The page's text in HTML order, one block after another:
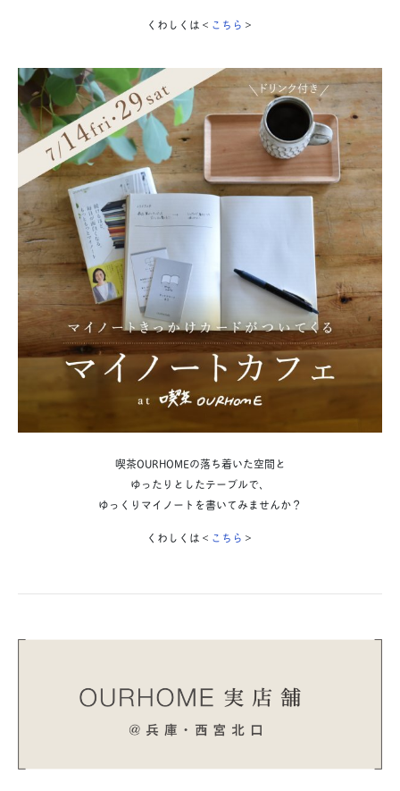
くわしくは＜ こちら ＞
喫茶OURHOMEの落ち着いた空間と
ゆったりとしたテーブルで、
ゆっくりマイノートを書いてみませんか？
くわしくは＜ こちら ＞